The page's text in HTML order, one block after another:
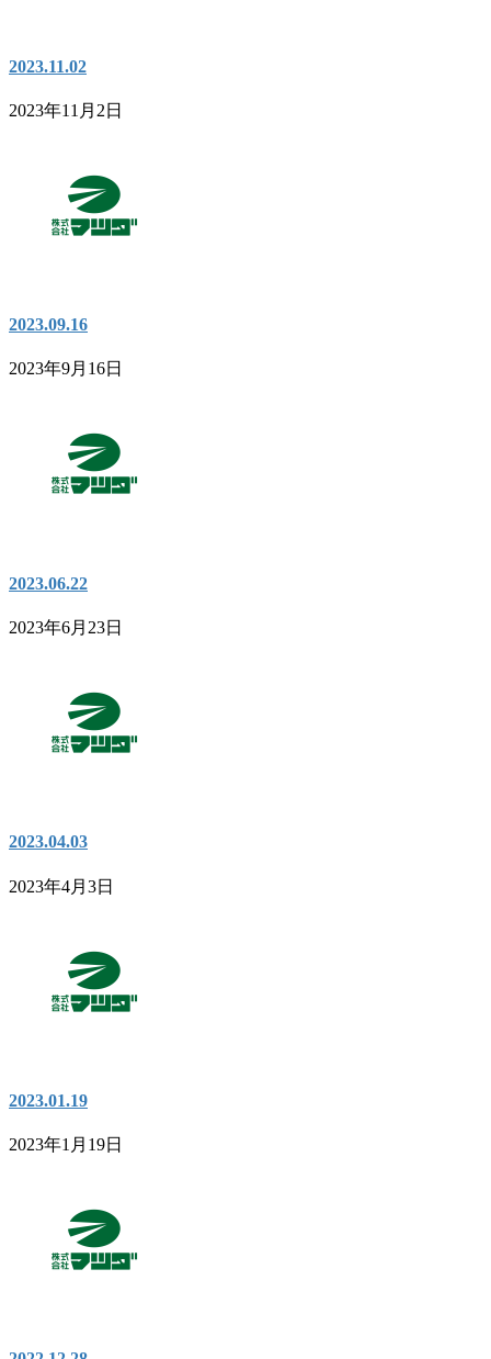
2023.11.02
2023年11月2日
2023.09.16
2023年9月16日
2023.06.22
2023年6月23日
2023.04.03
2023年4月3日
2023.01.19
2023年1月19日